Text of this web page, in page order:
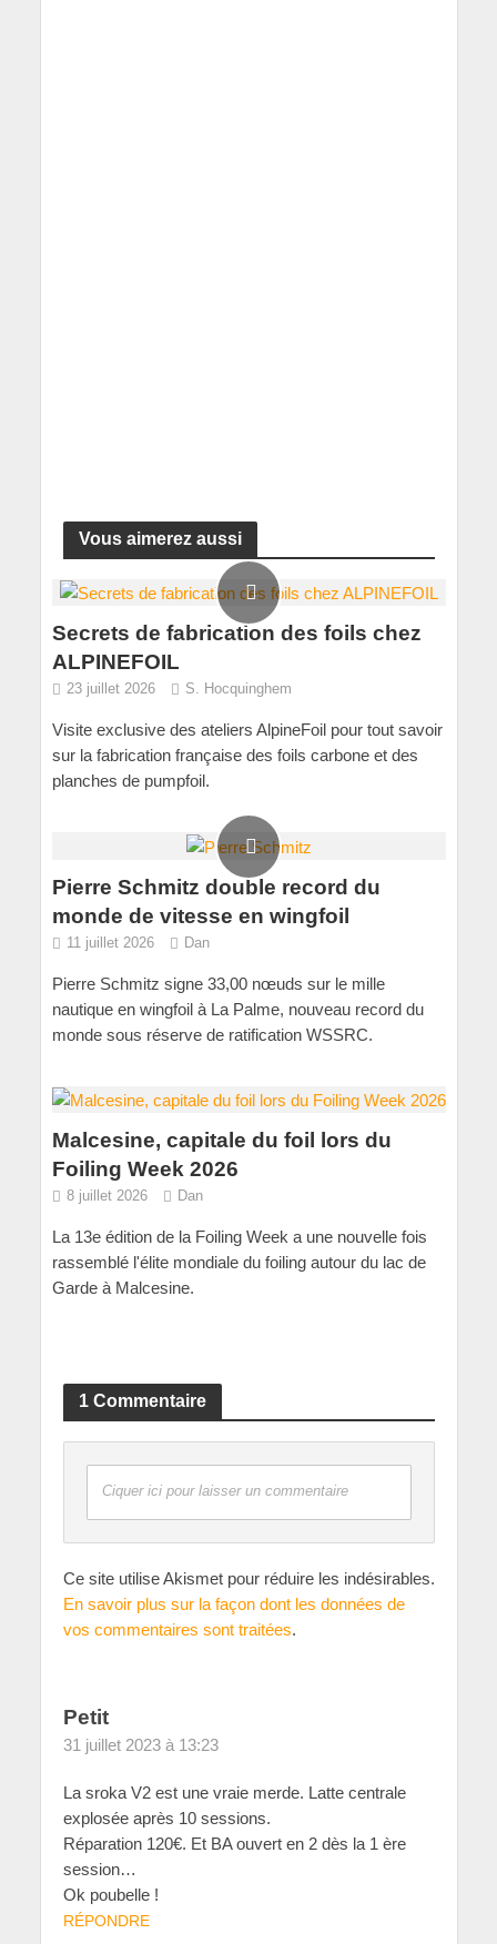
Vous aimerez aussi
Secrets de fabrication des foils chez
ALPINEFOIL
23 juillet 2026 S. Hocquinghem
Visite exclusive des ateliers AlpineFoil pour tout savoir
sur la fabrication française des foils carbone et des
planches de pumpfoil.
Pierre Schmitz double record du
monde de vitesse en wingfoil
11 juillet 2026 Dan
Pierre Schmitz signe 33,00 nœuds sur le mille
nautique en wingfoil à La Palme, nouveau record du
monde sous réserve de ratification WSSRC.
Malcesine, capitale du foil lors du
Foiling Week 2026
8 juillet 2026 Dan
La 13e édition de la Foiling Week a une nouvelle fois
rassemblé l'élite mondiale du foiling autour du lac de
Garde à Malcesine.
1 Commentaire
Ciquer ici pour laisser un commentaire
Ce site utilise Akismet pour réduire les indésirables.
En savoir plus sur la façon dont les données de
vos commentaires sont traitées.
Petit
31 juillet 2023 à 13:23
La sroka V2 est une vraie merde. Latte centrale
explosée après 10 sessions.
Réparation 120€. Et BA ouvert en 2 dès la 1 ère
session…
Ok poubelle !
RÉPONDRE